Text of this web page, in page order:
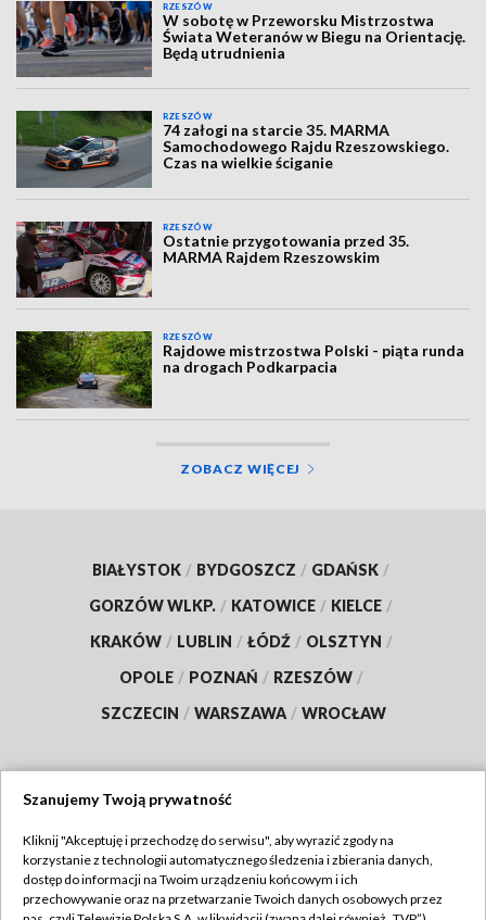
RZESZÓW
W sobotę w Przeworsku Mistrzostwa
Świata Weteranów w Biegu na Orientację.
Będą utrudnienia
RZESZÓW
74 załogi na starcie 35. MARMA
Samochodowego Rajdu Rzeszowskiego.
Czas na wielkie ściganie
RZESZÓW
Ostatnie przygotowania przed 35.
MARMA Rajdem Rzeszowskim
RZESZÓW
Rajdowe mistrzostwa Polski - piąta runda
na drogach Podkarpacia
ZOBACZ WIĘCEJ
BIAŁYSTOK / BYDGOSZCZ / GDAŃSK /
GORZÓW WLKP. / KATOWICE / KIELCE /
KRAKÓW / LUBLIN / ŁÓDŹ / OLSZTYN /
OPOLE / POZNAŃ / RZESZÓW /
SZCZECIN / WARSZAWA / WROCŁAW
TVP
Abonament TVP
Regulamin TVP
Szanujemy Twoją prywatność
Kliknij "Akceptuję i przechodzę do serwisu", aby wyrazić zgody na
korzystanie z technologii automatycznego śledzenia i zbierania danych,
dostęp do informacji na Twoim urządzeniu końcowym i ich
przechowywanie oraz na przetwarzanie Twoich danych osobowych przez